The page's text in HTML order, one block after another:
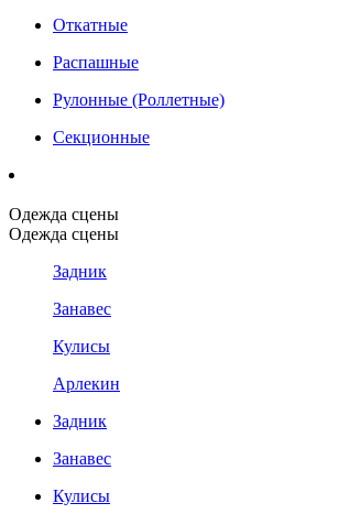
Откатные
Распашные
Рулонные (Роллетные)
Секционные
Одежда сцены
Одежда сцены
Задник
Занавес
Кулисы
Арлекин
Задник
Занавес
Кулисы